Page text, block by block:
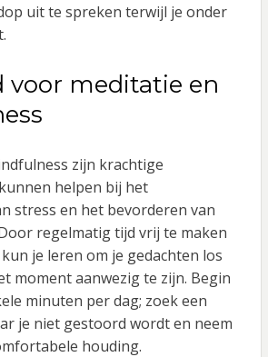
uit te spreken terwijl je onder
voor meditatie en
zijn krachtige
helpen bij het
stress en het bevorderen van
regelmatig tijd vrij te maken
je leren om je gedachten los
moment aanwezig te zijn. Begin
minuten per dag; zoek een
je niet gestoord wordt en neem
houding.